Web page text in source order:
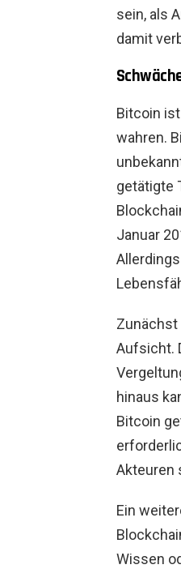
sein, als
damit
Bitcoin
wahren.
getätigte
Januar
Zunächst
Aufsicht.
hinaus
Bitcoin
Akteuren
Ein
Wissen